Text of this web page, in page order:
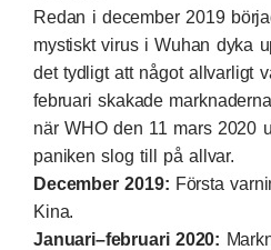
Redan i december 2019
mystiskt virus i Wuhan dyka
det tydligt att något allvarligt
februari skakade
när WHO den 11 mars 2020
paniken slog till på allvar.
December 2019: Första
Kina.
Januari–februari 2020: